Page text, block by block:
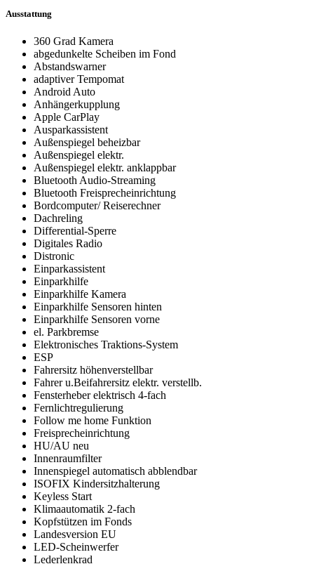
Ausstattung
360 Grad Kamera
abgedunkelte Scheiben im Fond
Abstandswarner
adaptiver Tempomat
Android Auto
Anhängerkupplung
Apple CarPlay
Ausparkassistent
Außenspiegel beheizbar
Außenspiegel elektr.
Außenspiegel elektr. anklappbar
Bluetooth Audio-Streaming
Bluetooth Freisprecheinrichtung
Bordcomputer/ Reiserechner
Dachreling
Differential-Sperre
Digitales Radio
Distronic
Einparkassistent
Einparkhilfe
Einparkhilfe Kamera
Einparkhilfe Sensoren hinten
Einparkhilfe Sensoren vorne
el. Parkbremse
Elektronisches Traktions-System
ESP
Fahrersitz höhenverstellbar
Fahrer u.Beifahrersitz elektr. verstellb.
Fensterheber elektrisch 4-fach
Fernlichtregulierung
Follow me home Funktion
Freisprecheinrichtung
HU/AU neu
Innenraumfilter
Innenspiegel automatisch abblendbar
ISOFIX Kindersitzhalterung
Keyless Start
Klimaautomatik 2-fach
Kopfstützen im Fonds
Landesversion EU
LED-Scheinwerfer
Lederlenkrad